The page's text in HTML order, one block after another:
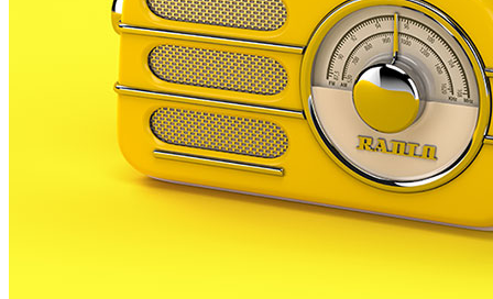
Ahir el consistori i el cos de voluntaris emetien un
comunicat amb el es volia tancar la polèmica
suscitada després que Protecció Civil denunciès
traves per poder organitzar un comboi d’ajuda
d’ajuda als damnificats per la dana de València.
El comunicat parla de malentès, però Palafolls Som
recorda que l’Associació de Voluntaris de Protecció